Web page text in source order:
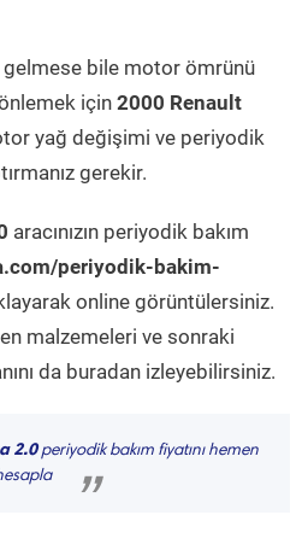
gelmese bile motor ömrünü
için 2000 Renault
yağ değişimi ve periyodik
gerekir.
aracınızın periyodik bakım
periyodik-bakim-
online görüntülersiniz.
malzemeleri ve sonraki
da buradan izleyebilirsiniz.
2.0periyodik bakım fiyatını hemen
”